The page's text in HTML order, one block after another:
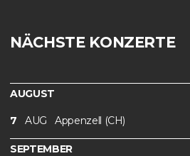
NÄCHSTE KONZERTE
AUGUST
7 AUG Appenzell (CH)
SEPTEMBER